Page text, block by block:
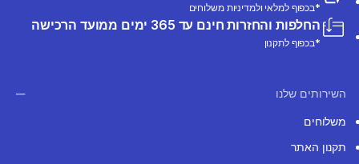
*בכפוף למלאי ולמדיניות משלוחים
החלפות והחזרות חינם עד 365 ימים ממועד הרכישה
*בכפוף לתקנון
השירותים שלנו
משלוחים
תקנון האתר